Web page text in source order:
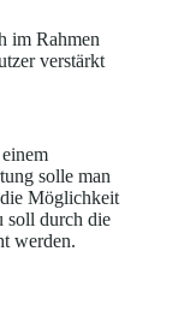
im Rahmen
verstärkt
solle man
Möglichkeit
soll durch die
werden.